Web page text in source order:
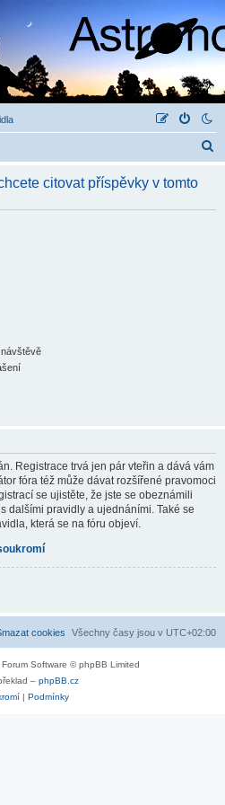
d
citovat příspěvky v tomto
Registrace trvá jen pár vteřin a dává vám
fóra též může dávat rozšířené pravomoci
se ujistěte, že jste se obeznámili
dalšími pravidly a ujednáními. Také se
která se na fóru objeví.
Všechny časy jsou v UTC+02:00
cookies
Software © phpBB Limited
– phpBB.cz
| Podmínky